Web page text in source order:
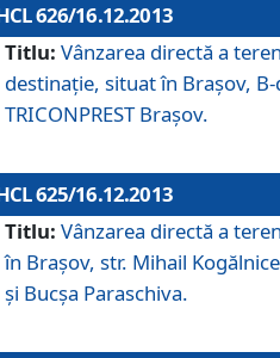
626/16.12.2013
Titlu: Vânzarea directă a
destinaţie, situat în Braşov,
TRICONPREST Braşov.
625/16.12.2013
Titlu: Vânzarea directă a
în Braşov, str. Mihail
şi Bucşa Paraschiva.